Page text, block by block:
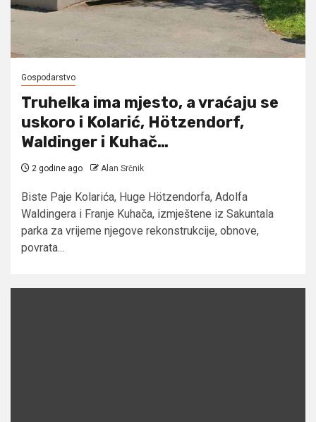
Gospodarstvo
Truhelka ima mjesto, a vraćaju se
uskoro i Kolarić, Hötzendorf,
Waldinger i Kuhač…
2 godine ago Alan Srčnik
Biste Paje Kolarića, Huge Hötzendorfa, Adolfa
Waldingera i Franje Kuhača, izmještene iz Sakuntala
parka za vrijeme njegove rekonstrukcije, obnove,
povrata...